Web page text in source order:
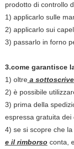
prodotto di controllo
1) applicarlo sulle
2) applicarlo sui
3) passarlo in forno
3.come garantisce
1) oltrea
2) è possibile
3) prima della
espressa gratuita dei
4) se si scopre che
e il rimborso conta,